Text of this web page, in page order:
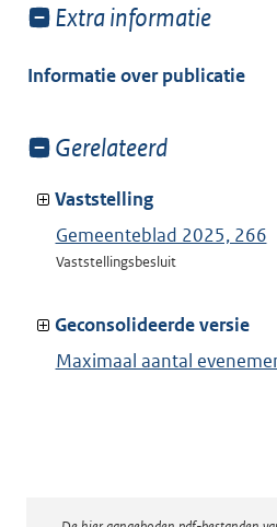
Toon
van:
Extra informatie
Informatie over publicatie
Toon
van:
Gerelateerd
Vaststelling
Gemeenteblad 2025, 266
Vaststellingsbesluit
Geconsolideerde versie
Maximaal aantal